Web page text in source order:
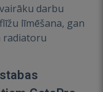
darbu
līmēšana, gan
radiatoru